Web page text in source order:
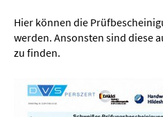
Hier können die
werden. Ansonsten sind diese
zu finden.